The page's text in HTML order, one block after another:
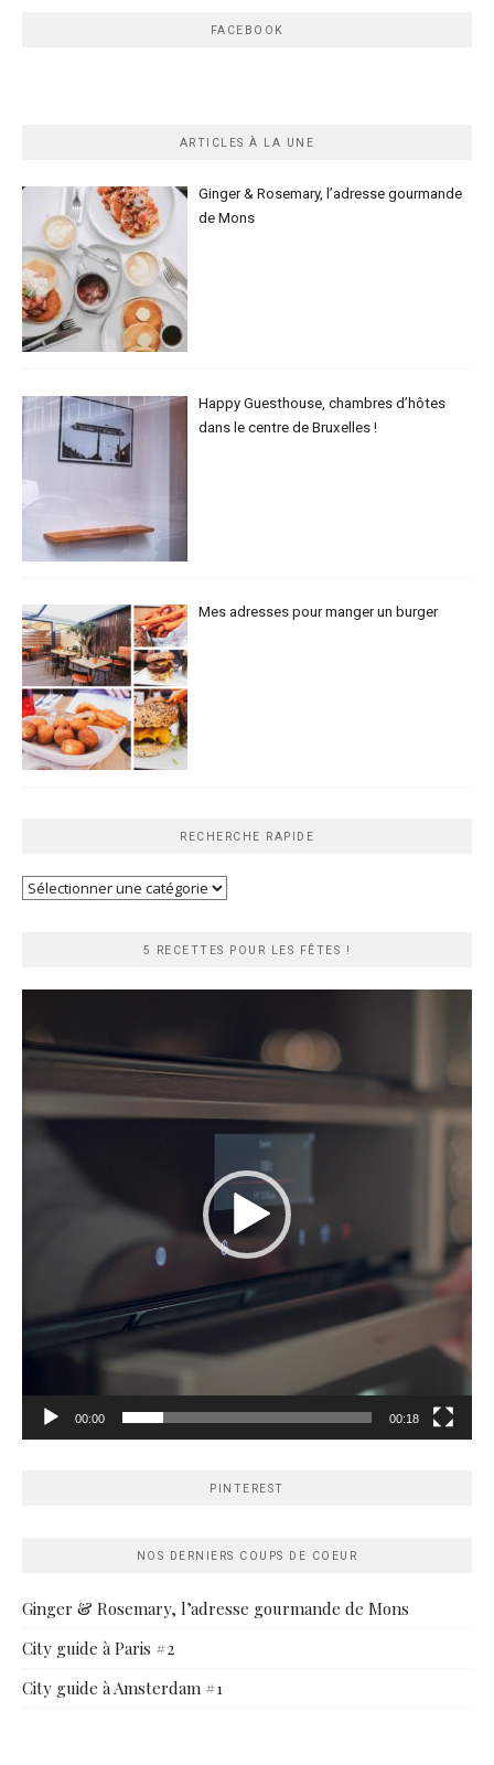
FACEBOOK
ARTICLES À LA UNE
Ginger & Rosemary, l’adresse gourmande
de Mons
Happy Guesthouse, chambres d’hôtes
dans le centre de Bruxelles !
Mes adresses pour manger un burger
RECHERCHE RAPIDE
Recherche
5 RECETTES POUR LES FÊTES !
00:00 00:18
PINTEREST
NOS DERNIERS COUPS DE COEUR
Ginger & Rosemary, l’adresse gourmande de Mons
City guide à Paris #2
City guide à Amsterdam #1